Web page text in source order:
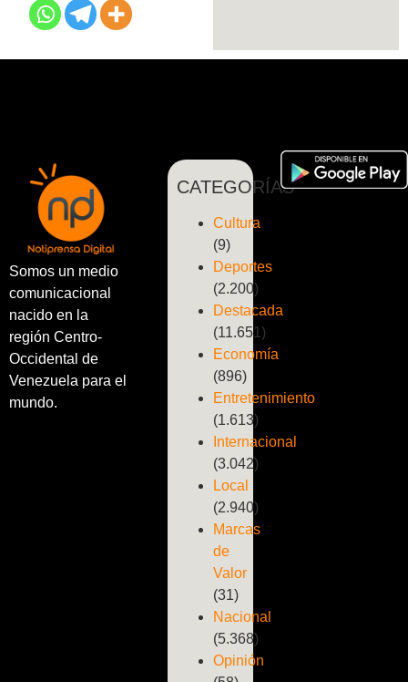
Somos un medio
comunicacional
nacido en la
región Centro-
Occidental de
Venezuela para el
mundo.
CATEGORÍAS
Cultura
(9)
Deportes
(2.200)
Destacada
(11.651)
Economía
(896)
Entretenimiento
(1.613)
Internacional
(3.042)
Local
(2.940)
Marcas
de
Valor
(31)
Nacional
(5.368)
Opinión